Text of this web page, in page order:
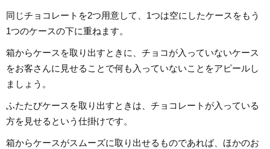
同じチョコレートを2つ用意して、1つは空にしたケースをもう
1つのケースの下に重ねます。
箱からケースを取り出すときに、チョコが入っていないケース
をお客さんに見せることで何も入っていないことをアピールし
ましょう。
ふたたびケースを取り出すときは、チョコレートが入っている
方を見せるという仕掛けです。
箱からケースがスムーズに取り出せるものであれば、ほかのお